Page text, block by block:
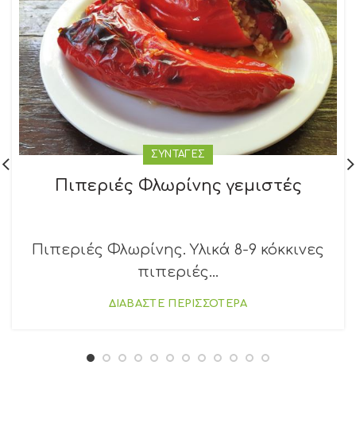
ΣΥΝΤΑΓΕΣ
Πιπεριές Φλωρίνης γεμιστές
Πιπεριές Φλωρίνης. Υλικά 8-9 κόκκινες
πιπεριές...
ΔΙΑΒΑΣΤΕ ΠΕΡΙΣΣΟΤΕΡΑ